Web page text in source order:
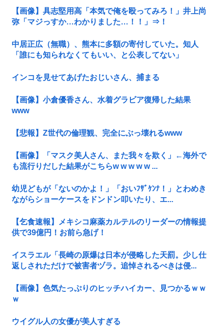
【画像】具志堅用高「本気で俺を殴ってみろ！」井上尚
弥「マジっすか…わかりました…！！」⇒！
中居正広（無職）、熊本に多額の寄付していた。知人
「誰にも知られなくてもいい、と公表してない」
インコを見せてあげたおじいさん、捕まる
【画像】小倉優香さん、水着グラビア復帰した結果
www
【悲報】Z世代の倫理観、完全にぶっ壊れるwww
【画像】「マスク美人さん、また我々を欺く」←海外で
も流行りだした結果がこちらw w w w w ...
幼児どもが「ないのかよ！」「おいﾌｻﾞｹﾝﾅ！」とわめき
ながらショーケースをドンドン叩いたり、エ...
【乞食速報】メキシコ麻薬カルテルのリーダーの情報提
供で39億円！お前ら急げ！
イスラエル「長崎の原爆は日本が侵略した天罰。少し仕
返しされただけで被害者ヅラ。追悼されるべきは侵...
【画像】色気たっぷりのヒッチハイカー、見つかるｗｗ
ｗ
ウイグル人の女優が美人すぎる